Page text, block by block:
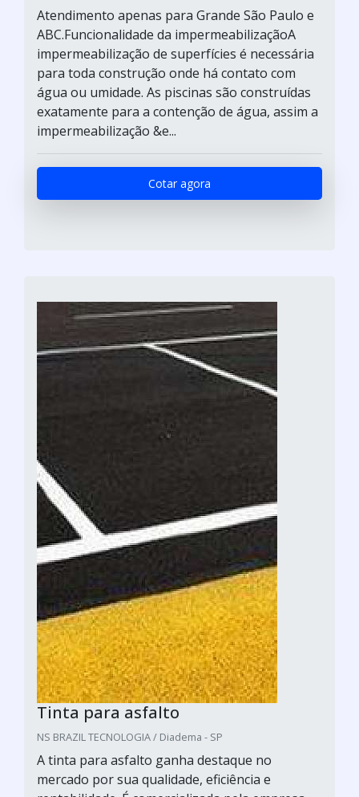
Atendimento apenas para Grande São Paulo e
ABC.Funcionalidade da impermeabilizaçãoA
impermeabilização de superfícies é necessária
para toda construção onde há contato com
água ou umidade. As piscinas são construídas
exatamente para a contenção de água, assim a
impermeabilização &e...
Cotar agora
Tinta para asfalto
NS BRAZIL TECNOLOGIA / Diadema - SP
A tinta para asfalto ganha destaque no
mercado por sua qualidade, eficiência e